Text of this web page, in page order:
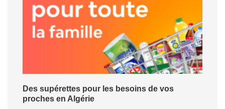
Des supérettes pour les besoins de vos
proches en Algérie